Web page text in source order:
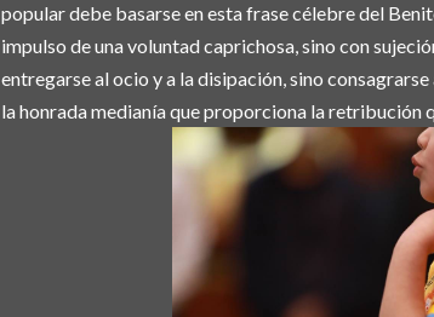
popular debe basarse en esta frase célebre del
impulso de una voluntad caprichosa, sino con
entregarse al ocio y a la disipación, sino
la honrada medianía que proporciona la retribución